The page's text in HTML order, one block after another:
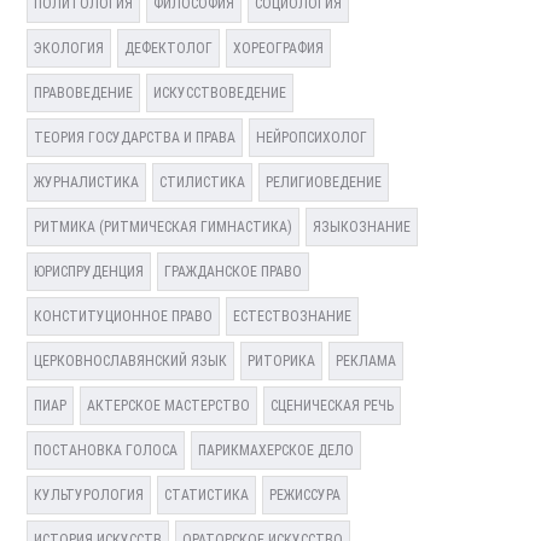
ПОЛИТОЛОГИЯ ФИЛОСОФИЯ СОЦИОЛОГИЯ
ЭКОЛОГИЯ ДЕФЕКТОЛОГ ХОРЕОГРАФИЯ
ПРАВОВЕДЕНИЕ ИСКУССТВОВЕДЕНИЕ
ТЕОРИЯ ГОСУДАРСТВА И ПРАВА НЕЙРОПСИХОЛОГ
ЖУРНАЛИСТИКА СТИЛИСТИКА РЕЛИГИОВЕДЕНИЕ
РИТМИКА (РИТМИЧЕСКАЯ ГИМНАСТИКА) ЯЗЫКОЗНАНИЕ
ЮРИСПРУДЕНЦИЯ ГРАЖДАНСКОЕ ПРАВО
КОНСТИТУЦИОННОЕ ПРАВО ЕСТЕСТВОЗНАНИЕ
ЦЕРКОВНОСЛАВЯНСКИЙ ЯЗЫК РИТОРИКА РЕКЛАМА
ПИАР АКТЕРСКОЕ МАСТЕРСТВО СЦЕНИЧЕСКАЯ РЕЧЬ
ПОСТАНОВКА ГОЛОСА ПАРИКМАХЕРСКОЕ ДЕЛО
КУЛЬТУРОЛОГИЯ СТАТИСТИКА РЕЖИССУРА